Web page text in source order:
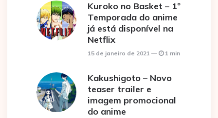
Kuroko no Basket – 1º
Temporada do anime
já está disponível na
Netflix
15 de janeiro de 2021 1 min
Kakushigoto – Novo
teaser trailer e
imagem promocional
do anime